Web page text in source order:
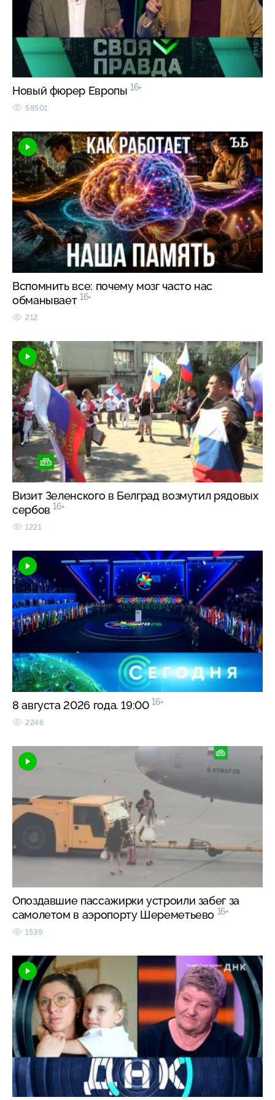
Новый фюрер Европы 16+
58501
Вспомнить все: почему мозг часто нас
обманывает 16+
212
Визит Зеленского в Белград возмутил рядовых
сербов 16+
1221
8 августа 2026 года. 19:00 16+
2246
Опоздавшие пассажирки устроили забег за
самолетом в аэропорту Шереметьево 16+
1539